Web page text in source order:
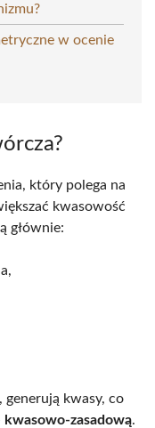
w ocenie
który polega na
kwasowość
głównie:
generują kwasy, co
zasadową.